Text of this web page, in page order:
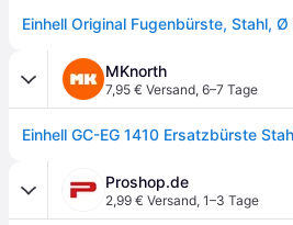
Einhell Original Fugenbürste, Stahl, Ø
MKnorth
7,95 € Versand, 6–7 Tage
Einhell GC-EG 1410 Ersatzbürste
Proshop.de
2,99 € Versand, 1–3 Tage